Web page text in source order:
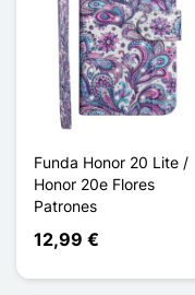
Funda Honor 20 Lite /
Honor 20e Flores
Patrones
12,99 €